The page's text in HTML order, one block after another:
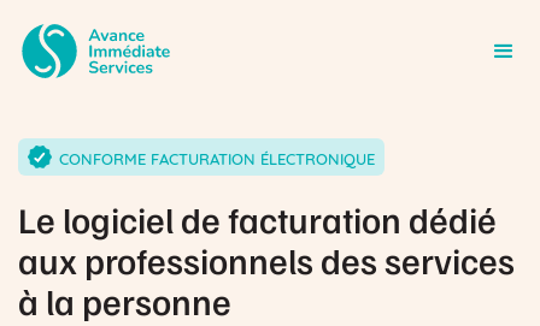
CONFORME FACTURATION ÉLECTRONIQUE
Le logiciel de facturation dédié
aux professionnels des services
à la personne